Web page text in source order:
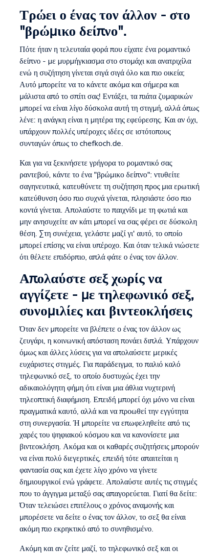
Τρώει ο ένας τον άλλον - στο
"βρώμικο δείπνο".
Πότε ήταν η τελευταία φορά που είχατε ένα ρομαντικό
δείπνο - με μυρμήγκιασμα στο στομάχι και ανατριχίλα
ενώ η συζήτηση γίνεται σιγά σιγά όλο και πιο οικεία;
Αυτό μπορείτε να το κάνετε ακόμα και σήμερα και
μάλιστα από το σπίτι σας! Εντάξει, τα πιάτα ζυμαρικών
μπορεί να είναι λίγο δύσκολα αυτή τη στιγμή, αλλά όπως
λένε: η ανάγκη είναι η μητέρα της εφεύρεσης. Και αν όχι,
υπάρχουν πολλές υπέροχες ιδέες σε ιστότοπους
συνταγών όπως το chefkoch.de.
Και για να ξεκινήσετε γρήγορα το ρομαντικό σας
ραντεβού, κάντε το ένα "βρώμικο δείπνο": ντυθείτε
σαγηνευτικά, κατευθύνετε τη συζήτηση προς μια ερωτική
κατεύθυνση όσο πιο συχνά γίνεται, πλησιάστε όσο πιο
κοντά γίνεται. Απολαύστε το παιχνίδι με τη φωτιά και
μην ανησυχείτε αν κάτι μπορεί να σας φέρει σε δύσκολη
θέση. Στη συνέχεια, γελάστε μαζί γι' αυτό, το οποίο
μπορεί επίσης να είναι υπέροχο. Και όταν τελικά νιώσετε
ότι θέλετε επιδόρπιο, απλά φάτε ο ένας τον άλλον.
Απολαύστε σεξ χωρίς να
αγγίζετε - με τηλεφωνικό σεξ,
συνομιλίες και βιντεοκλήσεις
Όταν δεν μπορείτε να βλέπετε ο ένας τον άλλον ως
ζευγάρι, η κοινωνική απόσταση πονάει διπλά. Υπάρχουν
όμως και άλλες λύσεις για να απολαύσετε μερικές
ευχάριστες στιγμές. Για παράδειγμα, το παλιό καλό
τηλεφωνικό σεξ, το οποίο δυστυχώς έχει την
αδικαιολόγητη φήμη ότι είναι μια άθλια νυχτερινή
τηλεοπτική διαφήμιση. Επειδή μπορεί όχι μόνο να είναι
πραγματικά καυτό, αλλά και να προωθεί την εγγύτητα
στη συνεργασία. Ή μπορείτε να επωφεληθείτε από τις
χαρές του ψηφιακού κόσμου και να κανονίσετε μια
βιντεοκλήση. Ακόμα και οι καθαρές συζητήσεις μπορούν
να είναι πολύ διεγερτικές, επειδή τότε απαιτείται η
φαντασία σας και έχετε λίγο χρόνο να γίνετε
δημιουργικοί ενώ γράφετε. Απολαύστε αυτές τις στιγμές
που το άγγιγμα μεταξύ σας απαγορεύεται. Γιατί θα δείτε:
Όταν τελειώσει επιτέλους ο χρόνος αναμονής και
μπορέσετε να δείτε ο ένας τον άλλον, το σεξ θα είναι
ακόμη πιο εκρηκτικό από το συνηθισμένο.
Ακόμη και αν ζείτε μαζί, το τηλεφωνικό σεξ και οι